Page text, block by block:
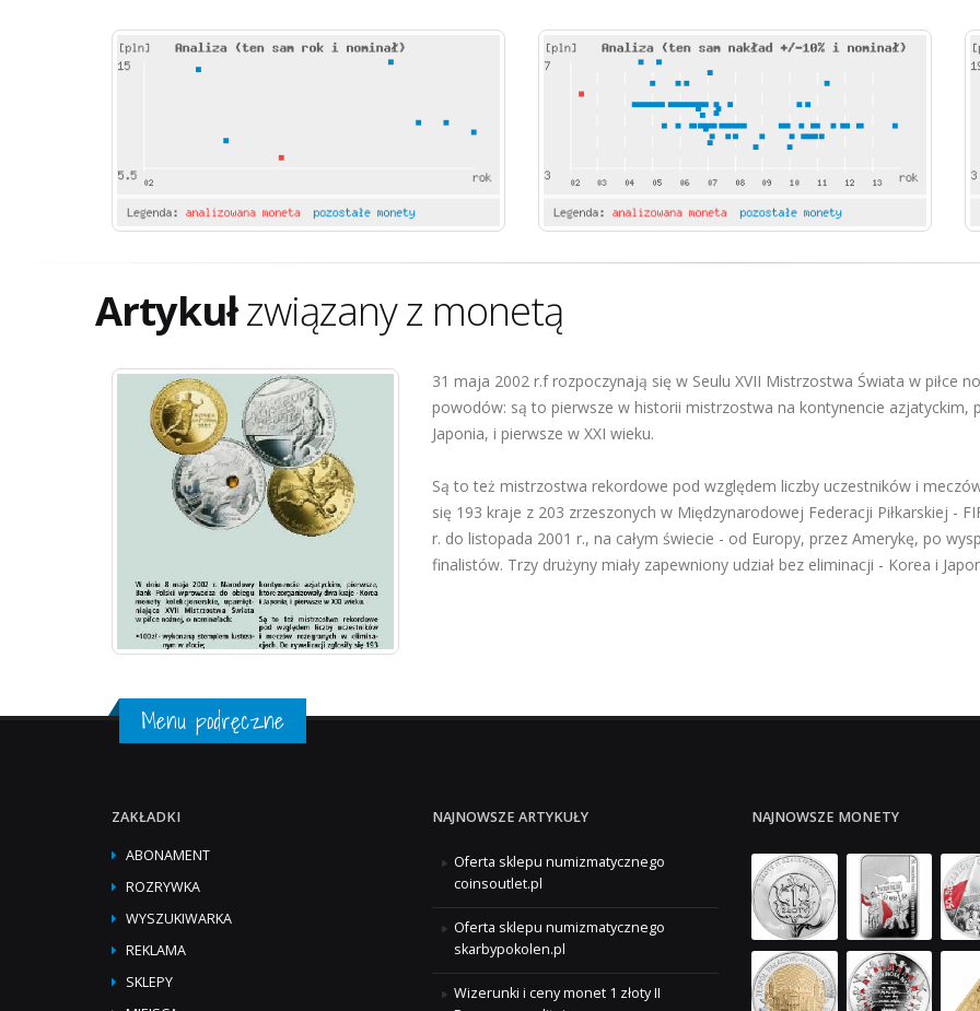
Artykułzwiązany z monetą
31 maja 2002 r.f rozpoczynają się w Seulu XVII Mistrzostwa Świata w piłce
powodów: są to pierwsze w historii mistrzostwa na kontynencie azjatyckim,
Japonia, i pierwsze w XXI wieku.
Są to też mistrzostwa rekordowe pod względem liczby uczestników i
się 193 kraje z 203 zrzeszonych w Międzynarodowej Federacji Piłkarskiej -
r. do listopada 2001 r., na całym świecie - od Europy, przez Amerykę, po
finalistów. Trzy drużyny miały zapewniony udział bez eliminacji - Korea i
Menu podręczne
ZAKŁADKI
ABONAMENT
ROZRYWKA
WYSZUKIWARKA
REKLAMA
SKLEPY
NAJNOWSZE ARTYKUŁY
Oferta sklepu numizmatycznego
coinsoutlet.pl
Oferta sklepu numizmatycznego
skarbypokolen.pl
Wizerunki i ceny monet 1 złoty II
NAJNOWSZE MONETY